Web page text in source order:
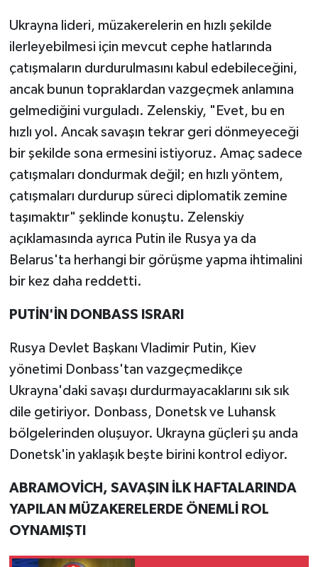
Ukrayna lideri, müzakerelerin en hızlı şekilde
ilerleyebilmesi için mevcut cephe hatlarında
çatışmaların durdurulmasını kabul edebileceğini,
ancak bunun topraklardan vazgeçmek anlamına
gelmediğini vurguladı. Zelenskiy, "Evet, bu en
hızlı yol. Ancak savaşın tekrar geri dönmeyeceği
bir şekilde sona ermesini istiyoruz. Amaç sadece
çatışmaları dondurmak değil; en hızlı yöntem,
çatışmaları durdurup süreci diplomatik zemine
taşımaktır" şeklinde konuştu. Zelenskiy
açıklamasında ayrıca Putin ile Rusya ya da
Belarus'ta herhangi bir görüşme yapma ihtimalini
bir kez daha reddetti.
PUTİN'İN DONBASS ISRARI
Rusya Devlet Başkanı Vladimir Putin, Kiev
yönetimi Donbass'tan vazgeçmedikçe
Ukrayna'daki savaşı durdurmayacaklarını sık sık
dile getiriyor. Donbass, Donetsk ve Luhansk
bölgelerinden oluşuyor. Ukrayna güçleri şu anda
Donetsk'in yaklaşık beşte birini kontrol ediyor.
ABRAMOVİCH, SAVAŞIN İLK HAFTALARINDA
YAPILAN MÜZAKERELERDE ÖNEMLİ ROL
OYNAMIŞTI